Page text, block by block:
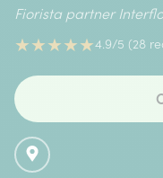
Fiorista partner
★★★★★4.9/5 (28